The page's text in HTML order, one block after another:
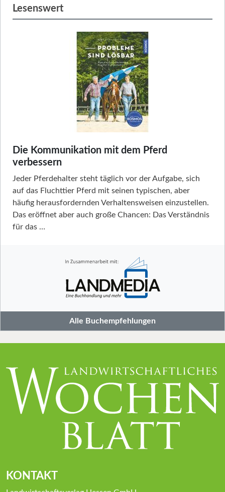
Lesenswert
Die Kommunikation mit dem Pferd
verbessern
Jeder Pferdehalter steht täglich vor der Aufgabe, sich
auf das Fluchttier Pferd mit seinen typischen, aber
häufig herausfordernden Verhaltensweisen einzustellen.
Das eröffnet aber auch große Chancen: Das Verständnis
für das …
Alle Buchempfehlungen
KONTAKT